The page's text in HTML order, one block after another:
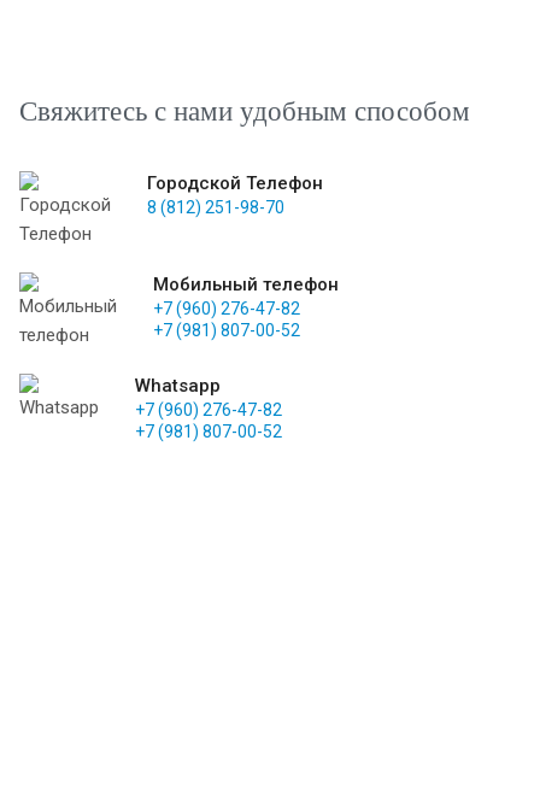
Свяжитесь с нами удобным способом
Городской Телефон
8 (812) 251-98-70
Мобильный телефон
+7 (960) 276-47-82
+7 (981) 807-00-52
Whatsapp
+7 (960) 276-47-82
+7 (981) 807-00-52